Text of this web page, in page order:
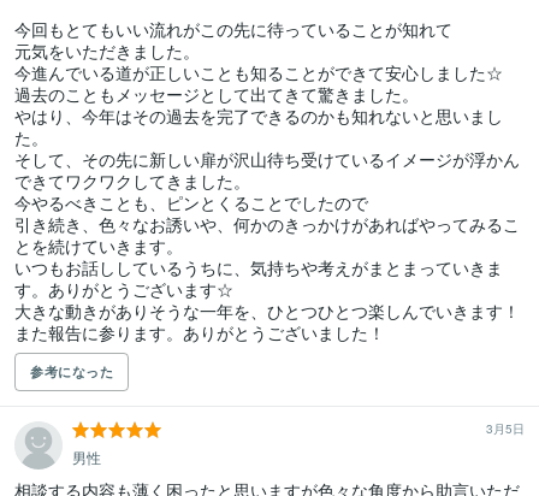
今回もとてもいい流れがこの先に待っていることが知れて
元気をいただきました。
今進んでいる道が正しいことも知ることができて安心しました☆
過去のこともメッセージとして出てきて驚きました。
やはり、今年はその過去を完了できるのかも知れないと思いまし
た。
そして、その先に新しい扉が沢山待ち受けているイメージが浮かん
できてワクワクしてきました。
今やるべきことも、ピンとくることでしたので
引き続き、色々なお誘いや、何かのきっかけがあればやってみるこ
とを続けていきます。
いつもお話ししているうちに、気持ちや考えがまとまっていきま
す。ありがとうございます☆
大きな動きがありそうな一年を、ひとつひとつ楽しんでいきます！
また報告に参ります。ありがとうございました！
参考になった
3月5日
男性
相談する内容も薄く困ったと思いますが色々な角度から助言いただ